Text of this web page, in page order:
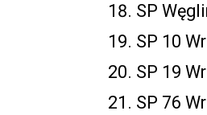
SP
SP 10
SP 19
SP 76